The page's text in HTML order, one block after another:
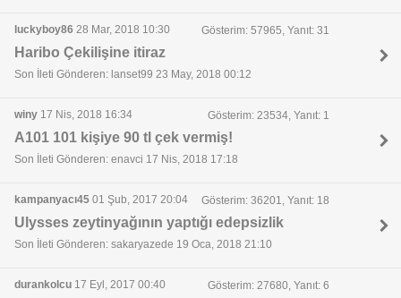
luckyboy86 28 Mar, 2018 10:30 Gösterim: 57965, Yanıt: 31
Haribo Çekilişine itiraz
Son İleti Gönderen: lanset99 23 May, 2018 00:12
winy 17 Nis, 2018 16:34 Gösterim: 23534, Yanıt: 1
A101 101 kişiye 90 tl çek vermiş!
Son İleti Gönderen: enavci 17 Nis, 2018 17:18
kampanyacı45 01 Şub, 2017 20:04 Gösterim: 36201, Yanıt: 18
Ulysses zeytinyağının yaptığı edepsizlik
Son İleti Gönderen: sakaryazede 19 Oca, 2018 21:10
durankolcu 17 Eyl, 2017 00:40 Gösterim: 27680, Yanıt: 6